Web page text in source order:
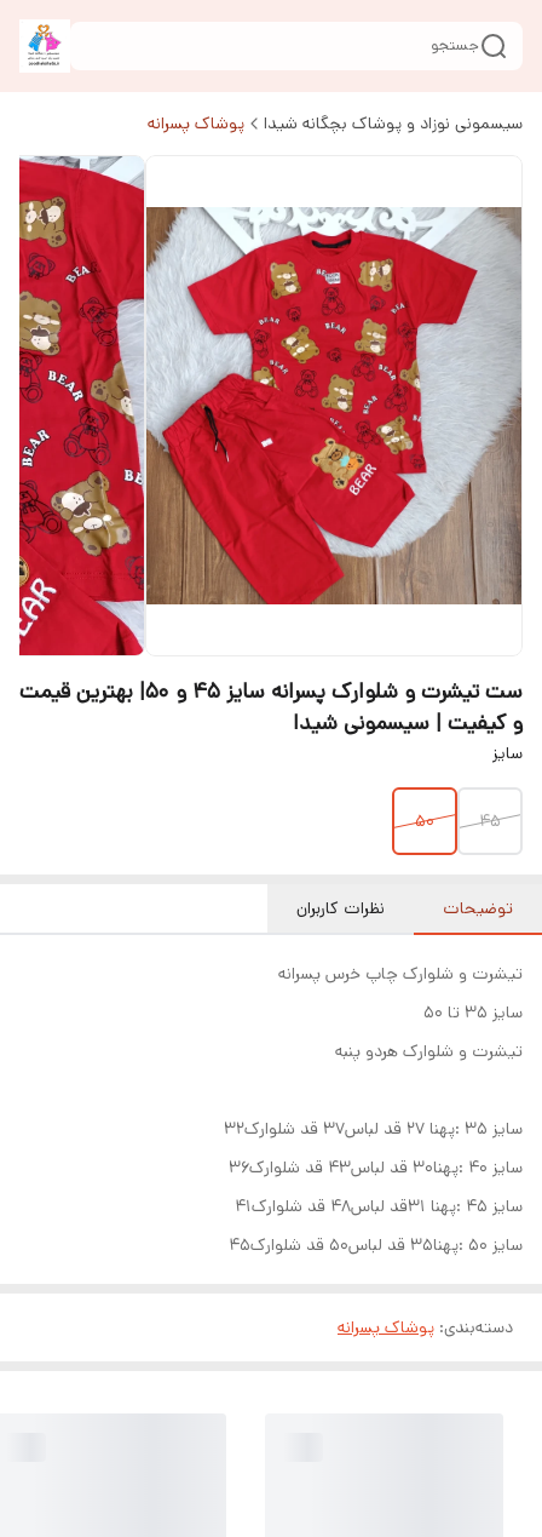
جستجو
سیسمونی نوزاد و پوشاک بچگانه شیدا پوشاک پسرانه
ست تیشرت و شلوارک پسرانه سایز ۴۵ و ۵۰| بهترین قیمت
و کیفیت | سیسمونی شیدا
سایز
۴۵ ۵۰
توضیحات نظرات کاربران
تیشرت و شلوارک چاپ خرس پسرانه
سایز ۳۵ تا ۵۰
تیشرت و شلوارک هردو پنبه
سایز ۳۵ :پهنا ۲۷ قد لباس۳۷ قد شلوارک۳۲
سایز ۴۰ :پهنا۳۰ قد لباس۴۳ قد شلوارک۳۶
سایز ۴۵ :پهنا ۳۱قد لباس۴۸ قد شلوارک۴۱
سایز ۵۰ :پهنا۳۵ قد لباس۵۰ قد شلوارک۴۵
دسته‌بندی: پوشاک پسرانه